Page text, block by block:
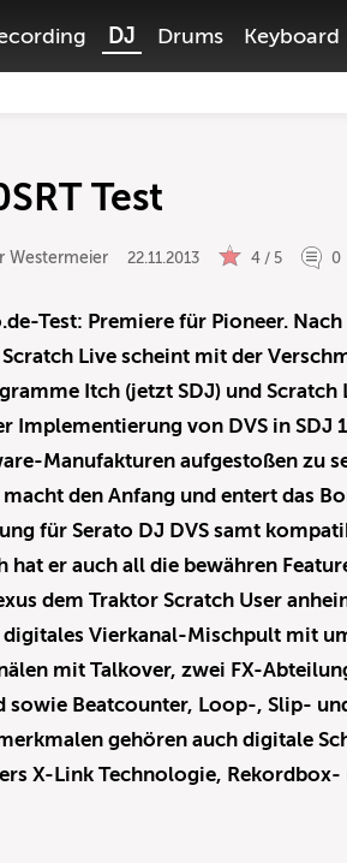
DJ Drums Keyboard
Test
Westermeier 22.11.2013 4 / 5 0
Test: Premiere für Pioneer.
Live scheint mit der
Itch (jetzt SDJ) und Scratch
Implementierung von DVS in SDJ
Manufakturen aufgestoßen zu
den Anfang und entert das
für Serato DJ DVS samt
er auch all die bewähren
dem Traktor Scratch User
Vierkanal-Mischpult mit
mit Talkover, zwei FX-
sowie Beatcounter, Loop-, Slip-
gehören auch digitale
X-Link Technologie, Rekordbox-